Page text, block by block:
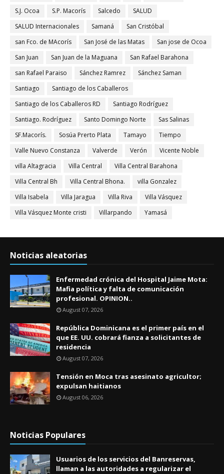
S.J. Ocoa
S.P. Macorís Salcedo
SALUD
SALUD Internacionales
Samaná
San Cristóbal
san Fco. de MAcorís
San José de las Matas
San jose de Ocoa
San Juan
San Juan de la Maguana
San Rafael Barahona
san Rafael Paraiso
Sánchez Ramrez
Sánchez Saman
Santiago
Santiago de los Caballeros
Santiago de los Caballeros RD
Santiago Rodríguez
Santiago. Rodríguez
Santo Domingo Norte
Sas Salinas
SF.Macorís.
Sosúa Prerto Plata Tamayo
Tiempo
Valle Nuevo Constanza
Valverde Verón
Vicente Noble
villa Altagracia
Villa Central
Villa Central Barahona
Villa Central Bh
Villa Central Bhona.
villa Gonzalez
Villa Isabela
Villa Jaragua Villa Riva
Villa Vásquez
Villa Vásquez Monte cristi
Villarpando Yamasá
Noticias aleatorias
Enfermedad crónica del Hospital Jaime Mota:
Mafia política y falta de comunicación
profesional. OPINION..
August 07, 2026
República Dominicana es el primer país en el
que EE. UU. cobrará fianza a solicitantes de
residencia
August 07, 2026
Tensión en Moca tras asesinato agricultor;
expulsan haitianos
August 06, 2026
Noticias Populares
Usuarios de los servicios del Banreservas,
llaman a las autoridades a regularizar el